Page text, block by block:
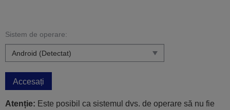
Sistem de operare:
Accesați
Atenție: Este posibil ca sistemul dvs. de operare să nu fie